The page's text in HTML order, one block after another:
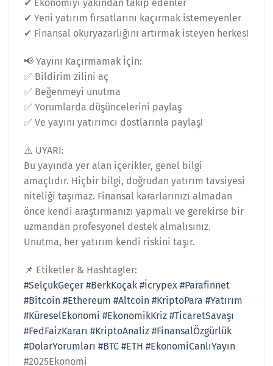
✔ Ekonomiyi yakından takip edenler
✔ Yeni yatırım fırsatlarını kaçırmak istemeyenler
✔ Finansal okuryazarlığını artırmak isteyen herkes!
📢 Yayını Kaçırmamak İçin:
✅ Bildirim zilini aç
✅ Beğenmeyi unutma
✅ Yorumlarda düşüncelerini paylaş
✅ Ve yayını yatırımcı dostlarınla paylaş!
⚠️ UYARI:
Bu yayında yer alan içerikler, genel bilgi
amaçlıdır. Hiçbir bilgi, doğrudan yatırım tavsiyesi
niteliği taşımaz. Finansal kararlarınızı almadan
önce kendi araştırmanızı yapmalı ve gerekirse bir
uzmandan profesyonel destek almalısınız.
Unutma, her yatırım kendi riskini taşır.
📌 Etiketler & Hashtagler:
#SelçukGeçer #BerkKoçak #İcrypex #Parafinnet
#Bitcoin #Ethereum #Altcoin #KriptoPara #Yatırım
#KüreselEkonomi #EkonomikKriz #TicaretSavaşı
#FedFaizKararı #KriptoAnaliz #FinansalÖzgürlük
#DolarYorumları #BTC #ETH #EkonomiCanlıYayın
#2025Ekonomi